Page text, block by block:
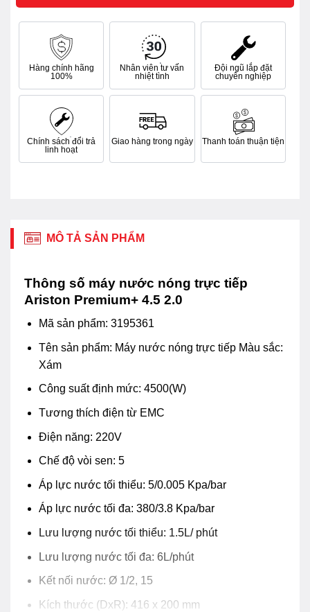
Hàng chính hãng
100%
Nhân viên tư vấn
nhiệt tình
Đội ngũ lắp đặt
chuyên nghiệp
Chính sách đổi trả
linh hoạt
Giao hàng trong ngày Thanh toán thuận tiện
MÔ TẢ SẢN PHẨM
Thông số máy nước nóng trực tiếp
Ariston Premium+ 4.5 2.0
Mã sản phẩm: 3195361
Tên sản phẩm: Máy nước nóng trực tiếp Màu sắc:
Xám
Công suất định mức: 4500(W)
Tương thích điện từ EMC
Điện năng: 220V
Chế độ vòi sen: 5
Áp lực nước tối thiểu: 5/0.005 Kpa/bar
Áp lực nước tối đa: 380/3.8 Kpa/bar
Lưu lượng nước tối thiểu: 1.5L/ phút
Lưu lượng nước tối đa: 6L/phút
Kết nối nước: Ø 1/2, 15
Kích thước (DxR): 416 x 200 mm